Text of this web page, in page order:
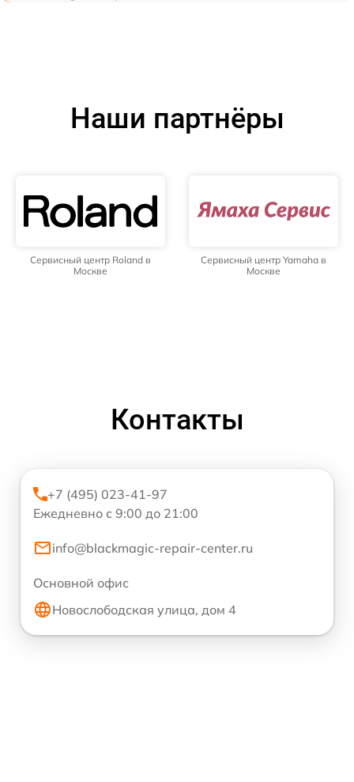
Наши партнёры
Сервисный центр Roland в
Москве
Сервисный центр Yamaha в
Москве
Контакты
+7 (495) 023-41-97
Ежедневно с 9:00 до 21:00
info@blackmagic-repair-center.ru
Основной офис
Новослободская улица, дом 4